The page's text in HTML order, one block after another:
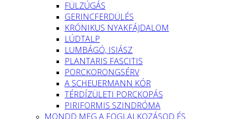
FÜLZÚGÁS
GERINCFERDÜLÉS
KRÓNIKUS NYAKFÁJDALOM
LÚDTALP
LUMBÁGÓ, ISIÁSZ
PLANTARIS FASCITIS
PORCKORONGSÉRV
A SCHEUERMANN KÓR
TÉRDÍZÜLETI PORCKOPÁS
PIRIFORMIS SZINDRÓMA
MONDD MEG A FOGLALKOZÁSOD ÉS